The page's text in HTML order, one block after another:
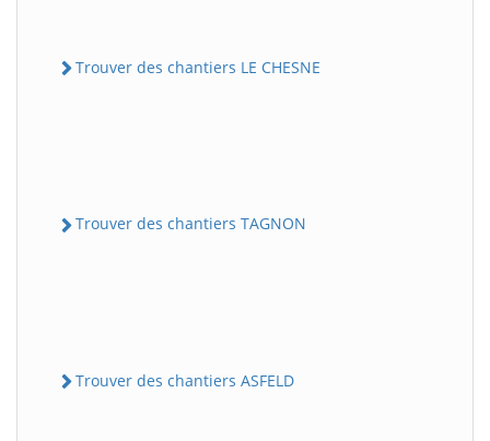
Trouver des chantiers LE CHESNE
Trouver des chantiers TAGNON
Trouver des chantiers ASFELD